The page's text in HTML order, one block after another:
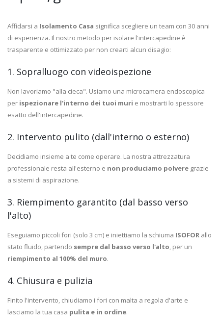
Affidarsi a Isolamento Casa significa scegliere un team con 30 anni
di esperienza. Il nostro metodo per isolare l'intercapedine è
trasparente e ottimizzato per non crearti alcun disagio:
1. Sopralluogo con videoispezione
Non lavoriamo "alla cieca". Usiamo una microcamera endoscopica
per ispezionare l'interno dei tuoi muri e mostrarti lo spessore
esatto dell'intercapedine.
2. Intervento pulito (dall'interno o esterno)
Decidiamo insieme a te come operare. La nostra attrezzatura
professionale resta all'esterno e non produciamo polvere grazie
a sistemi di aspirazione.
3. Riempimento garantito (dal basso verso
l'alto)
Eseguiamo piccoli fori (solo 3 cm) e iniettiamo la schiuma ISOFOR allo
stato fluido, partendo sempre dal basso verso l'alto, per un
riempimento al 100% del muro.
4. Chiusura e pulizia
Finito l'intervento, chiudiamo i fori con malta a regola d'arte e
lasciamo la tua casa pulita e in ordine.